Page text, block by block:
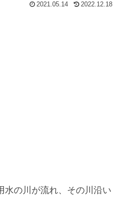
2021.05.14 2022.12.18
水の川が流れ、その川沿い